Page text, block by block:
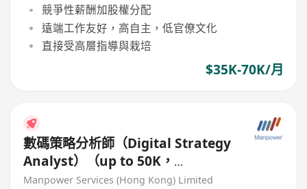
競爭性薪酬加股權分配
遠端工作友好，高自主，低官僚文化
直接受高層指導與栽培
$35K-70K/月
數碼策略分析師（Digital Strategy
Analyst）（up to 50K，
banking）
Manpower Services (Hong Kong) Limited